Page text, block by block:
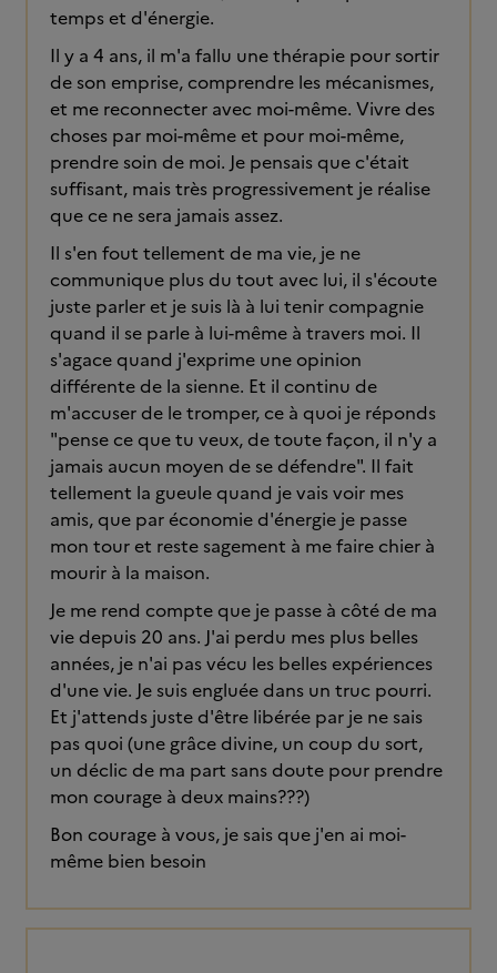
temps et d'énergie.
Il y a 4 ans, il m'a fallu une thérapie pour sortir
de son emprise, comprendre les mécanismes,
et me reconnecter avec moi-même. Vivre des
choses par moi-même et pour moi-même,
prendre soin de moi. Je pensais que c'était
suffisant, mais très progressivement je réalise
que ce ne sera jamais assez.
Il s'en fout tellement de ma vie, je ne
communique plus du tout avec lui, il s'écoute
juste parler et je suis là à lui tenir compagnie
quand il se parle à lui-même à travers moi. Il
s'agace quand j'exprime une opinion
différente de la sienne. Et il continu de
m'accuser de le tromper, ce à quoi je réponds
"pense ce que tu veux, de toute façon, il n'y a
jamais aucun moyen de se défendre". Il fait
tellement la gueule quand je vais voir mes
amis, que par économie d'énergie je passe
mon tour et reste sagement à me faire chier à
mourir à la maison.
Je me rend compte que je passe à côté de ma
vie depuis 20 ans. J'ai perdu mes plus belles
années, je n'ai pas vécu les belles expériences
d'une vie. Je suis engluée dans un truc pourri.
Et j'attends juste d'être libérée par je ne sais
pas quoi (une grâce divine, un coup du sort,
un déclic de ma part sans doute pour prendre
mon courage à deux mains???)
Bon courage à vous, je sais que j'en ai moi-
même bien besoin